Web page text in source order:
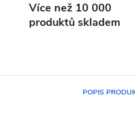
Více než 10 000
produktů skladem
POPIS